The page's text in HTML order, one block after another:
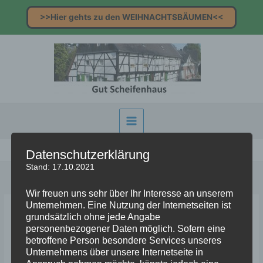
springen
>>Hier gehts zu den WEIHNACHTSBÄUMEN<<
Allgemein
Datenschutzerklärung
Stand: 17.10.2021
Wir freuen uns sehr über Ihr Interesse an unserem
Unternehmen. Eine Nutzung der Internetseiten ist
grundsätzlich ohne jede Angabe
personenbezogener Daten möglich. Sofern eine
betroffene Person besondere Services unseres
Unternehmens über unsere Internetseite in